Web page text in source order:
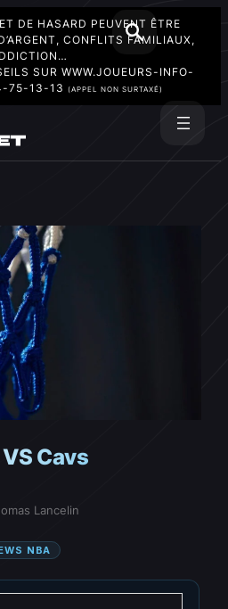
DE HASARD PEUVENT ÊTRE
CONFLITS FAMILIAUX,
SUR WWW.JOUEURS-INFO-
75-13-13 (APPEL NON SURTAXÉ)
Cavs
Lancelin
NBA